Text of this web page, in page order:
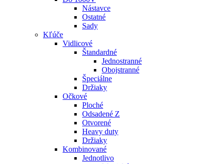
Nástavce
Ostatné
Sady
Kľúče
Vidlicové
Štandardné
Jednostranné
Obojstranné
Špeciálne
Držiaky
Očkové
Ploché
Odsadené Z
Otvorené
Heavy duty
Držiaky
Kombinované
Jednotlivo